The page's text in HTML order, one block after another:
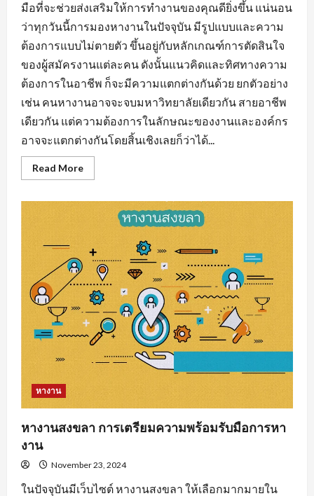
มือที่จะช่วยส่งเสริมให้การทำงานของคุณดียิ่งขึ้น แน่นอน
ว่าทุกวันนี้การมองหางานในปัจจุบัน มีรูปแบบและความ
ต้องการแบบไม่ตายตัว ขึ้นอยู่กับหลักเกณฑ์การตัดสินใจ
ของผู้สมัครงานแต่ละคน ดังนั้นแนวคิดและทิศทางความ
ต้องการในอาชีพ ก็จะมีความแตกต่างกันด้วย ยกตัวอย่าง
เช่น คนหางานอาจจะจบมหาวิทยาลัยเดียวกัน สายอาชีพ
เดียวกัน แต่ความต้องการในลักษณะของงานและองค์กร
อาจจะแตกต่างกันโดยสิ้นเชิงเลยก็ว่าได้...
Read MoreRead
more
รวม
แหล่ง
หา
งาน
ทุก
สาขา
อาชีพ
หางาน
หางานสงขลา การเตรียมความพร้อมรับมือการหา
งาน
November 23, 2024
ในปัจจุบันมีเว็บไซต์ หางานสงขลา ให้เลือกมากมายใน